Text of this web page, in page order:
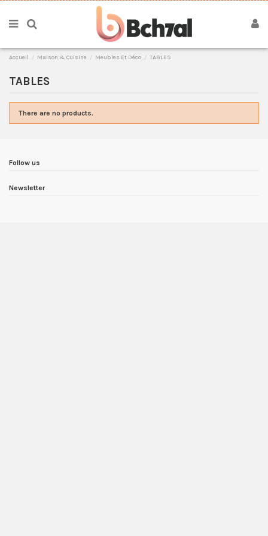
Accueil Maison & Cuisine Meubles Et Déco TABLES
TABLES
There are no products.
Follow us
Newsletter